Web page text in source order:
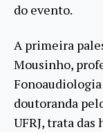
do evento.
A primeira
Mousinho,
doutoranda
UFRJ, trata